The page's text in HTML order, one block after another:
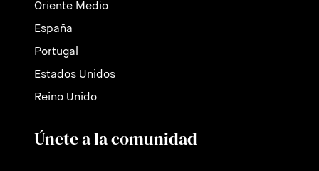
Oriente Medio
España
Portugal
Estados Unidos
Reino Unido
Únete a la comunidad